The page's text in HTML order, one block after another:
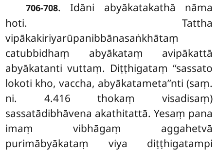
706-708. Idāni abyākatakathā nāma
hoti. Tattha
vipākakiriyarūpanibbānasaṅkhātaṃ
catubbidhaṃ abyākataṃ avipākattā
abyākatanti vuttaṃ. Diṭṭhigataṃ ‘‘sassato
lokoti kho, vaccha, abyākatameta’’nti (saṃ.
ni. 4.416 thokaṃ visadisaṃ)
sassatādibhāvena akathitattā. Yesaṃ pana
imaṃ vibhāgaṃ aggahetvā
purimābyākataṃ viya diṭṭhigatampi